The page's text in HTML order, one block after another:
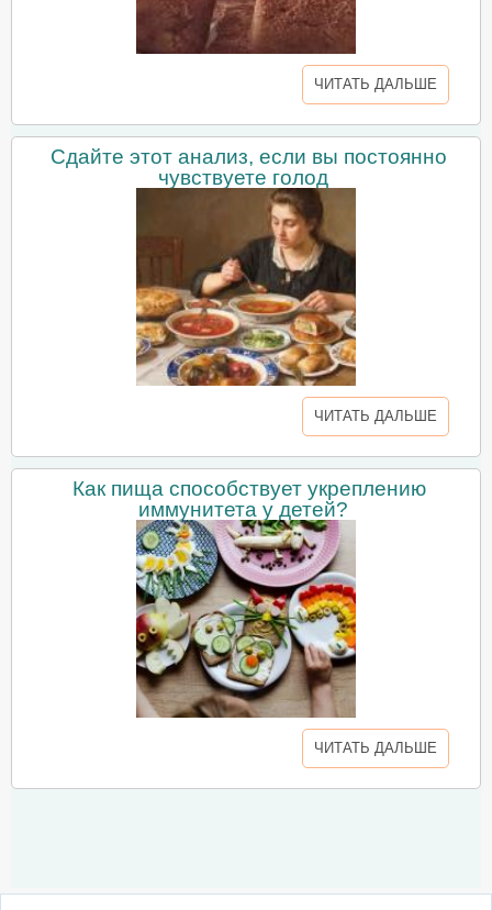
ЧИТАТЬ ДАЛЬШЕ
Сдайте этот анализ, если вы постоянно
чувствуете голод
ЧИТАТЬ ДАЛЬШЕ
Как пища способствует укреплению
иммунитета у детей?
ЧИТАТЬ ДАЛЬШЕ